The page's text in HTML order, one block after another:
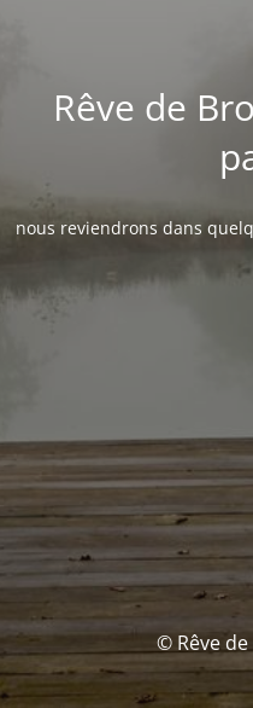
Rêve de
nous reviendrons dans
© Rêve